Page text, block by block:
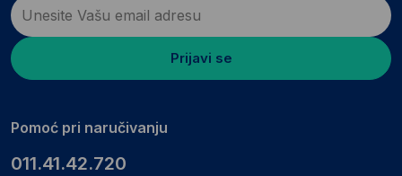
Prijavi se
Pomoć pri naručivanju
011.41.42.720